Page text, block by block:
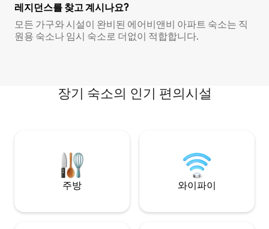
레지던스를 찾고 계시나요?
모든 가구와 시설이 완비된 에어비앤비 아파트 숙소는 직
원용 숙소나 임시 숙소로 더없이 적합합니다.
장기 숙소의 인기 편의시설
주방 와이파이